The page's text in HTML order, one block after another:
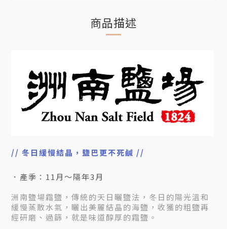
商品描述
// 冬日緩慢結晶，鹽巴更不死鹹 //
． 產季：11月～隔年3月
洲南鹽場霜鹽，傳統的天日曬鹽法，冬日的陽光溫和
緩慢蒸散水氣，曬出美麗結晶的海鹽，收獲的粗鹽再
經研磨、過篩，就是味道醇厚的霜鹽。